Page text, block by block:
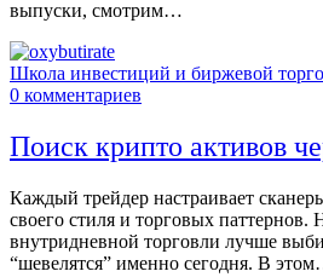
выпуски, смотрим…
Школа инвестиций и биржевой
0 комментариев
Поиск крипто активов
Каждый трейдер настраивает
своего стиля и торговых паттернов.
внутридневной торговли лучше
“шевелятся” именно сегодня. В